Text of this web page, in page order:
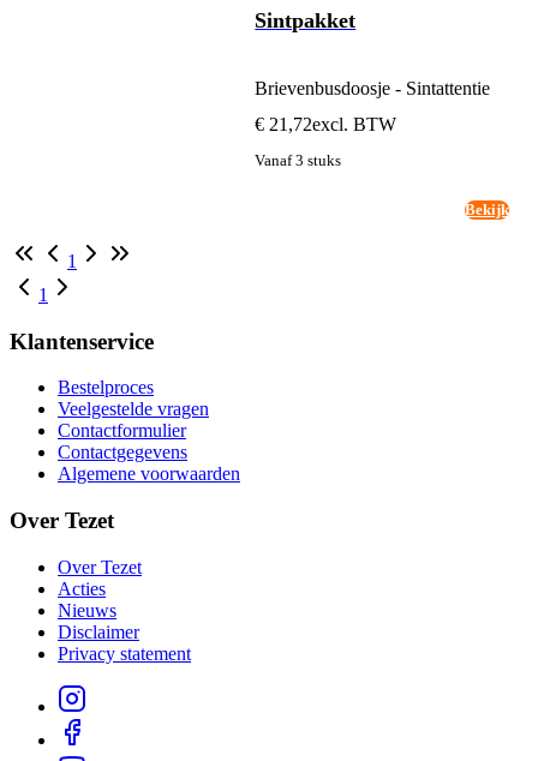
Sintpakket
Brievenbusdoosje - Sintattentie
€ 21,72excl. BTW
Vanaf 3 stuks
Bekijk
1
1
Klantenservice
Bestelproces
Veelgestelde vragen
Contactformulier
Contactgegevens
Algemene voorwaarden
Over Tezet
Over Tezet
Acties
Nieuws
Disclaimer
Privacy statement